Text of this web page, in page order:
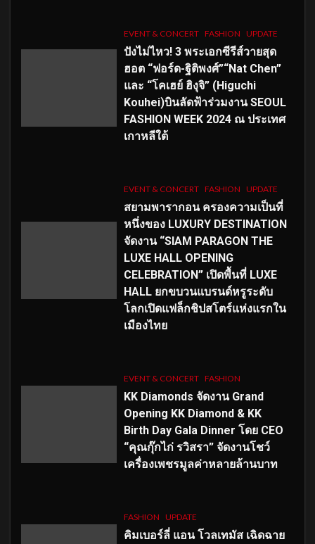
EVENT & CONCERT FASHION UPDATE
ปังไม่ไหว! 3 พระเอกซีรีส์วายสุด
ฮอต “ฟอร์ด-ฐิติพงศ์”“Nat Chen”
และ “โคเฮย์ ฮิงุจิ” (Higuchi
Kouhei)บินลัดฟ้าร่วมงาน SEOUL
FASHION WEEK 2024 ณ ประเทศ
เกาหลีใต้
EVENT & CONCERT FASHION UPDATE
สยามพารากอน ครองความเป็นที่
หนึ่งของ LUXURY DESTINATION
จัดงาน “SIAM PARAGON THE
LUXE HALL OPENING
CELEBRATION” เปิดพื้นที่ LUXE
HALL ยกขบวนแบรนด์หรูระดับ
โลกเปิดแฟล็กชิปสโตร์แห่งแรกใน
เมืองไทย
EVENT & CONCERT FASHION
KK Diamonds จัดงาน Grand
Opening KK Diamond & KK
Birth Day Gala Dinner โดย CEO
“คุณกุ๊กไก่ รวิสรา” จัดงานโชว์
เครื่องเพชรมูลค่าหลายล้านบาท
FASHION UPDATE
คิมเบอร์ลี่ แอน โวลเทมัส เฉิดฉาย